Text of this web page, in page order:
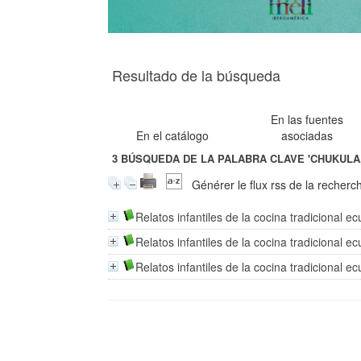
Resultado de la búsqueda
En el catálogo
En las fuentes
asociadas
3 BÚSQUEDA DE LA PALABRA CLAVE
Générer le flux rss de la
Relatos infantiles de la cocina tradicional
Relatos infantiles de la cocina tradicional
Relatos infantiles de la cocina tradicional